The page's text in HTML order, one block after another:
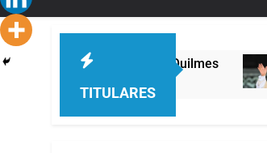
TITULARES
en la sede de Quilmes